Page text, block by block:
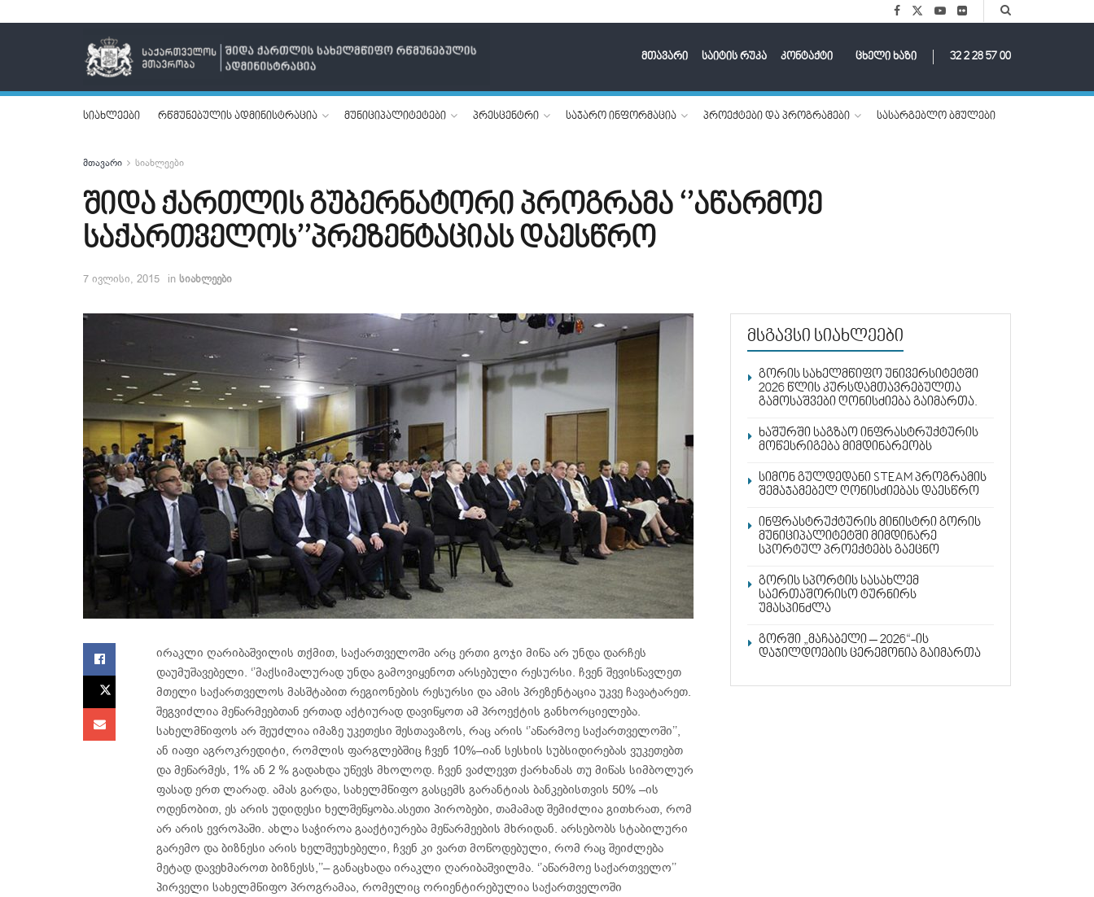
მთავარი საიტის რუკა კონტაქტი ცხელი ხაზი 32 2 28 57 00
სიახლეები რწმუნებულის ადმინისტრაცია მუნიციპალიტეტები პრესცენტრი საჯარო ინფორმაცია პროექტები და პროგრამები სასარგებლო ბმულები
მთავარი სიახლეები
შიდა ქართლის გუბერნატორი პროგრამა ‘’აწარმოე
საქართველოს’’პრეზენტაციას დაესწრო
7 ივლისი, 2015 in სიახლეები
ირაკლი ღარიბაშვილის თქმით, საქართველოში არც ერთი გოჯი მიწა არ უნდა დარჩეს
დაუმუშავებელი. ‘’მაქსიმალურად უნდა გამოვიყენოთ არსებული რესურსი. ჩვენ შევისწავლეთ
მთელი საქართველოს მასშტაბით რეგიონების რესურსი და ამის პრეზენტაცია უკვე ჩავატარეთ.
შეგვიძლია მეწარმეებთან ერთად აქტიურად დავიწყოთ ამ პროექტის განხორციელება.
სახელმწიფოს არ შეუძლია იმაზე უკეთესი შესთავაზოს, რაც არის ‘’აწარმოე საქართველოში’’,
ან იაფი აგროკრედიტი, რომლის ფარგლებშიც ჩვენ 10%–იან სესხის სუბსიდირებას ვუკეთებთ
და მეწარმეს, 1% ან 2 % გადახდა უწევს მხოლოდ. ჩვენ ვაძლევთ ქარხანას თუ მიწას სიმბოლურ
ფასად ერთ ლარად. ამას გარდა, სახელმწიფო გასცემს გარანტიას ბანკებისთვის 50% –ის
ოდენობით, ეს არის უდიდესი ხელშეწყობა.ასეთი პირობები, თამამად შემიძლია გითხრათ, რომ
არ არის ევროპაში. ახლა საჭიროა გააქტიურება მეწარმეების მხრიდან. არსებობს სტაბილური
გარემო და ბიზნესი არის ხელშეუხებელი, ჩვენ კი ვართ მოწოდებული, რომ რაც შეიძლება
მეტად დავეხმაროთ ბიზნესს,’’– განაცხადა ირაკლი ღარიბაშვილმა. ‘’აწარმოე საქართველო’’
პირველი სახელმწიფო პროგრამაა, რომელიც ორიენტირებულია საქართველოში
მსგავსი სიახლეები
გორის სახელმწიფო უნივერსიტეტში
2026 წლის კურსდამთავრებულთა
გამოსაშვები ღონისძიება გაიმართა.
ხაშურში საგზაო ინფრასტრუქტურის
მოწესრიგება მიმდინარეობს
სიმონ გულდედანი STEAM პროგრამის
შემაჯამებელ ღონისძიებას დაესწრო
ინფრასტრუქტურის მინისტრი გორის
მუნიციპალიტეტში მიმდინარე
სპორტულ პროექტებს გაეცნო
გორის სპორტის სასახლემ
საერთაშორისო ტურნირს
უმასპინძლა
გორში „მაჩაბელი – 2026“-ის
დაჯილდოების ცერემონია გაიმართა